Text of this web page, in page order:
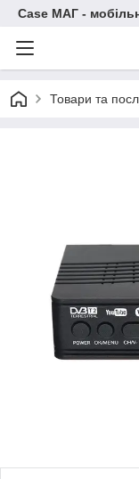
Case МАГ -
Товари та